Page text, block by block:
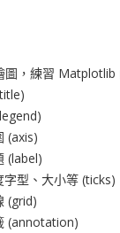
圖，練習 Matplotlib
(axis)
(label)
字型、大小等 (ticks)
(grid)
(annotation)